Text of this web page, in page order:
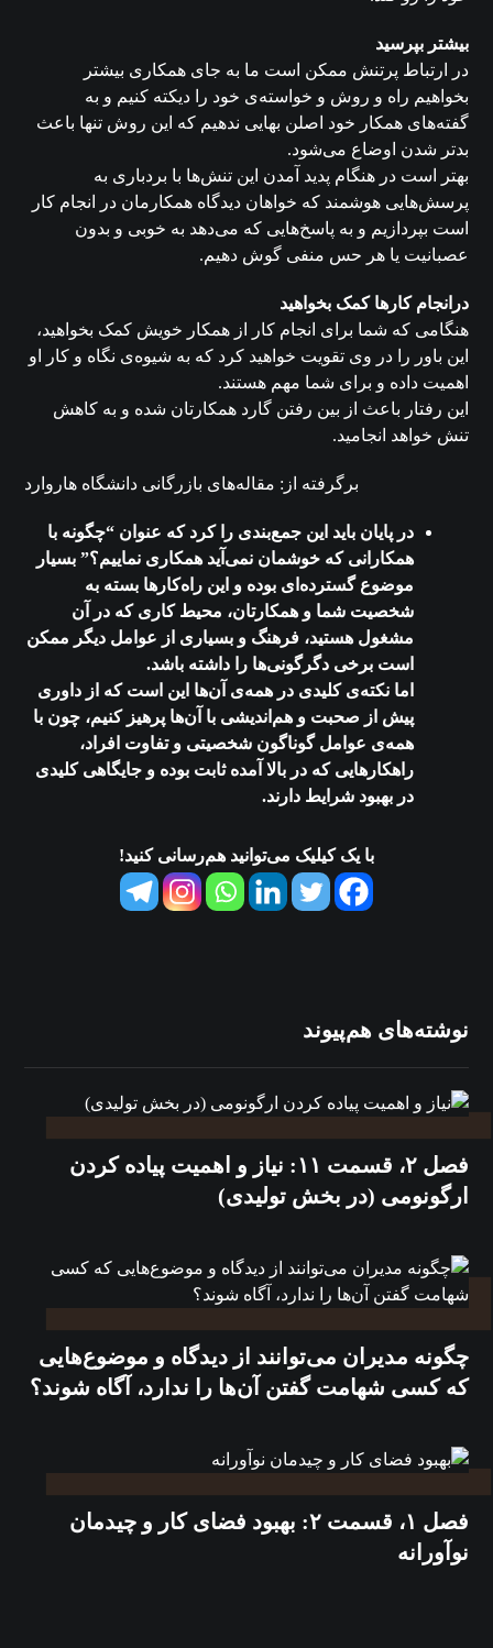
بیشتر بپرسید
در ارتباط پرتنش ممکن است ما به جای همکاری بیشتر
بخواهیم راه و روش و خواسته‌ی خود را دیکته کنیم و به
گفته‌های همکار خود اصلن بهایی ندهیم که این روش تنها باعث
بدتر شدن اوضاع می‌شود.
بهتر است در هنگام پدید آمدن این تنش‌ها با بردباری به
پرسش‌هایی هوشمند که خواهان دیدگاه همکارمان در انجام کار
است بپردازیم و به پاسخ‌هایی که می‌دهد به خوبی و بدون
عصبانیت یا هر حس منفی گوش دهیم.
درانجام کارها کمک بخواهید
هنگامی که شما برای انجام کار از همکار خویش کمک بخواهید،
این باور را در وی تقویت خواهید کرد که به شیوه‌ی نگاه و کار او
اهمیت داده و برای شما مهم هستند.
این رفتار باعث از بین رفتن گارد همکارتان شده و به کاهش
تنش خواهد انجامید.
برگرفته از: مقاله‌های بازرگانی دانشگاه هاروارد
در پایان باید این جمع‌بندی را کرد که عنوان “چگونه با
همکارانی که خوشمان نمی‌آید همکاری نماییم؟” بسیار
موضوع گسترده‌ای بوده و این راه‌کارها بسته به
شخصیت شما و همکارتان، محیط کاری که در آن
مشغول هستید، فرهنگ و بسیاری از عوامل دیگر ممکن
است برخی دگرگونی‌ها را داشته باشد.
اما نکته‌ی کلیدی در همه‌ی آن‌ها این است که از داوری
پیش از صحبت و هم‌اندیشی با آن‌ها پرهیز کنیم، چون با
همه‌ی عوامل گوناگون شخصیتی و تفاوت افراد،
راهکارهایی که در بالا آمده ثابت بوده و جایگاهی کلیدی
در بهبود شرایط دارند.
با یک کیلیک می‌توانید هم‌رسانی کنید!
نوشته‌های هم‌پیوند
فصل ۲، قسمت ۱۱: نياز و اهميت پياده کردن
ارگونومی (در بخش توليدی)
چگونه مديران می‌توانند از دیدگاه و موضوع‌هایی
که کسی شهامت گفتن آن‌ها را ندارد، آگاه شوند؟
فصل ۱، قسمت ۲: بهبود فضای کار و چیدمان
نوآورانه